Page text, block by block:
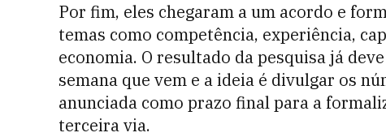
Por fim, eles chegaram a um acordo e
temas como competência, experiência,
economia. O resultado da pesquisa já
semana que vem e a ideia é divulgar os
anunciada como prazo final para a
terceira via.